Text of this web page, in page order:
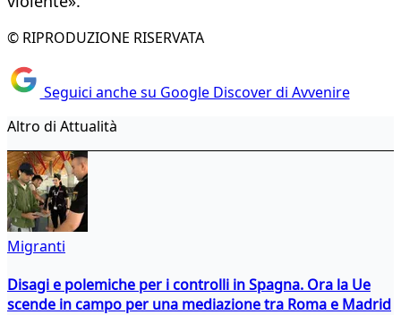
© RIPRODUZIONE RISERVATA
Seguici anche su Google Discover di Avvenire
Altro di Attualità
Migranti
Disagi e polemiche per i controlli in Spagna. Ora la Ue
scende in campo per una mediazione tra Roma e Madrid